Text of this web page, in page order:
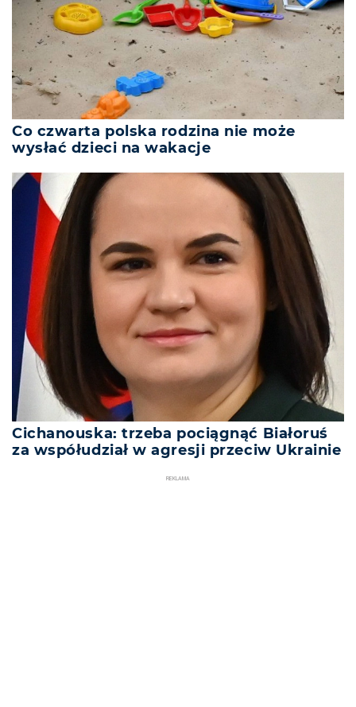
Co czwarta polska rodzina nie może
wysłać dzieci na wakacje
Cichanouska: trzeba pociągnąć Białoruś
za współudział w agresji przeciw Ukrainie
REKLAMA